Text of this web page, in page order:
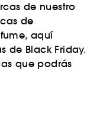
de nuestro
de
aquí
de Black Friday.
que podrás